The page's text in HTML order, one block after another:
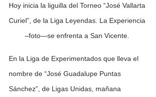
Hoy inicia la liguilla del Torneo “José Vallarta
Curiel”, de la Liga Leyendas. La Experiencia
–foto—se enfrenta a San Vicente.
En la Liga de Experimentados que lleva el
nombre de “José Guadalupe Puntas
Sánchez”, de Ligas Unidas, mañana